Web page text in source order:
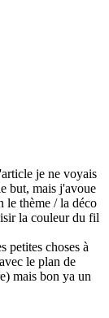
je ne voyais
but, mais j'avoue
le thème / la déco
la couleur du fil
petites choses à
le plan de
mais bon ya un